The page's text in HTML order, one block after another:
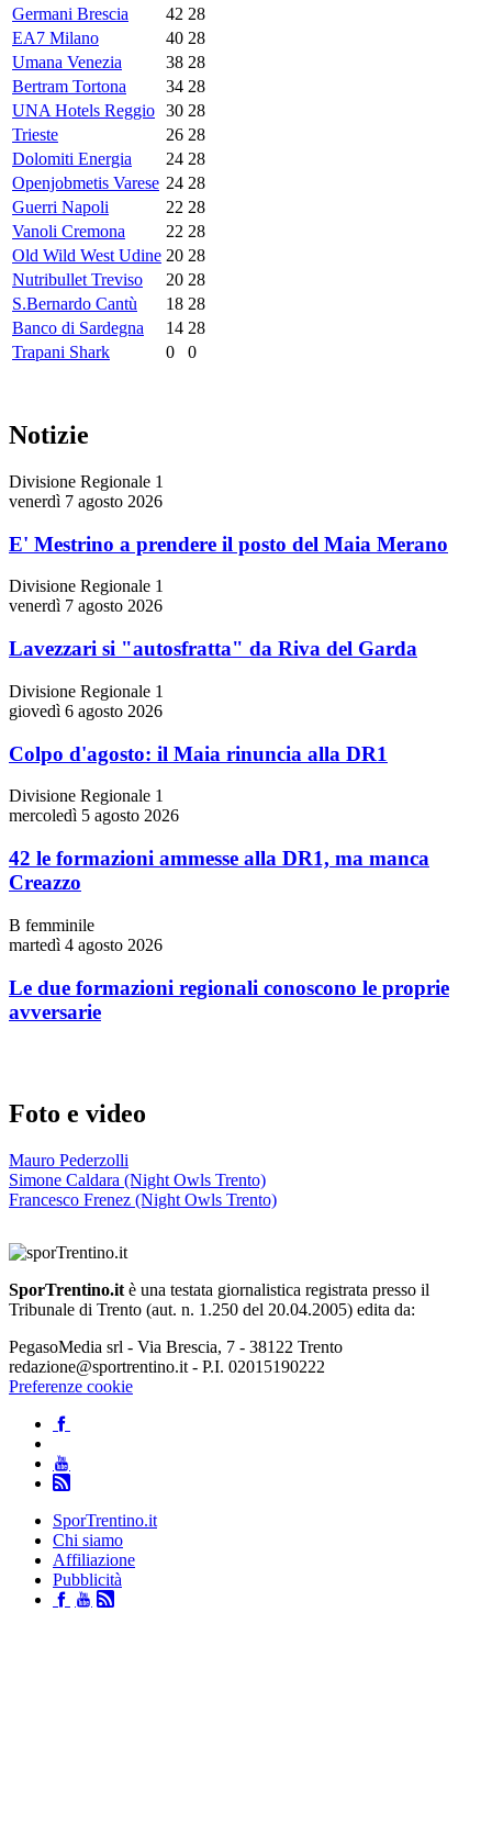
Germani Brescia 42 28
EA7 Milano
40 28
Umana Venezia
38 28
Bertram Tortona
34 28
UNA Hotels Reggio 30 28
Trieste
26 28
Dolomiti Energia
24 28
Openjobmetis Varese 24 28
Guerri Napoli
22 28
Vanoli Cremona
22 28
Old Wild West Udine 20 28
Nutribullet Treviso
20 28
S.Bernardo Cantù
18 28
Banco di Sardegna
14 28
Trapani Shark
0 0
Notizie
Divisione Regionale 1
venerdì 7 agosto 2026
E' Mestrino a prendere il posto del Maia Merano
Divisione Regionale 1
venerdì 7 agosto 2026
Lavezzari si "autosfratta" da Riva del Garda
Divisione Regionale 1
giovedì 6 agosto 2026
Colpo d'agosto: il Maia rinuncia alla DR1
Divisione Regionale 1
mercoledì 5 agosto 2026
42 le formazioni ammesse alla DR1, ma manca
Creazzo
B femminile
martedì 4 agosto 2026
Le due formazioni regionali conoscono le proprie
avversarie
Foto e video
Mauro Pederzolli
Simone Caldara (Night Owls Trento)
Francesco Frenez (Night Owls Trento)
SporTrentino.it è una testata giornalistica registrata presso il
Tribunale di Trento (aut. n. 1.250 del 20.04.2005) edita da:
PegasoMedia srl - Via Brescia, 7 - 38122 Trento
redazione@sportrentino.it - P.I. 02015190222
Preferenze cookie
SporTrentino.it
Chi siamo
Affiliazione
Pubblicità